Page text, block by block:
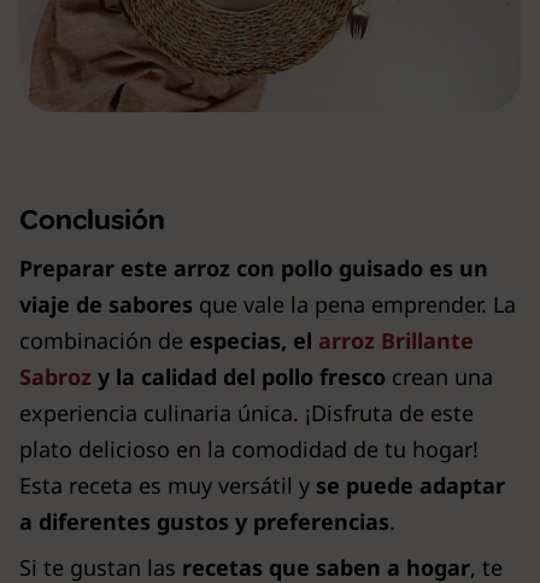
Conclusión
Preparar este arroz con pollo guisado es un
viaje de sabores que vale la pena emprender. La
combinación de especias, el arroz Brillante
Sabroz y la calidad del pollo fresco crean una
experiencia culinaria única. ¡Disfruta de este
plato delicioso en la comodidad de tu hogar!
Esta receta es muy versátil y se puede adaptar
a diferentes gustos y preferencias.
Si te gustan las recetas que saben a hogar, te